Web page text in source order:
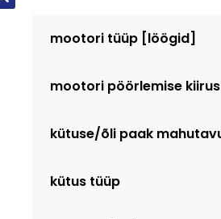
mootori tüüp [löögid]
mootori pöörlemise
kütuse/õli paak
kütus tüüp